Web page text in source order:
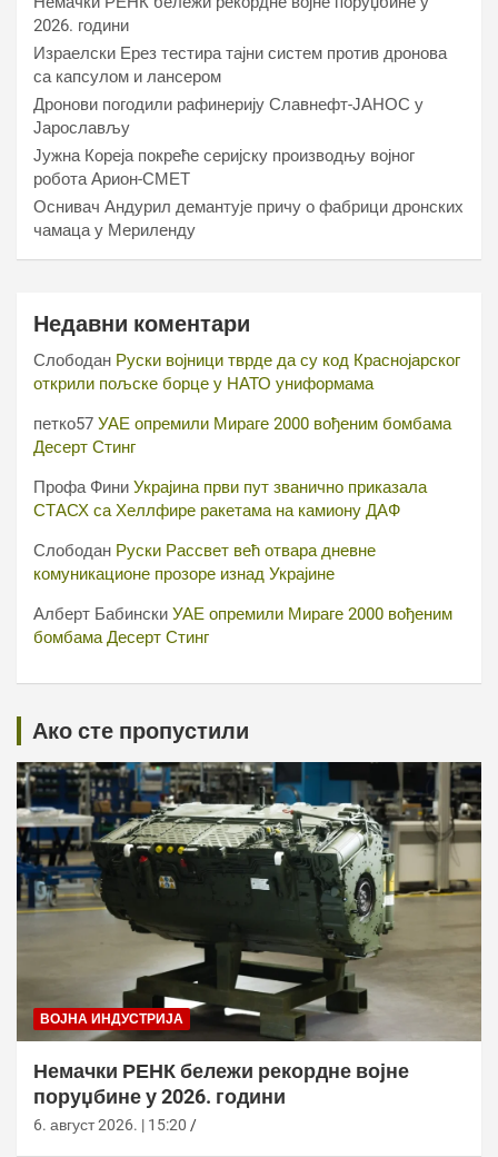
2026. години
Израелски Ерез тестира тајни систем против дронова
са капсулом и лансером
Дронови погодили рафинерију Славнефт-ЈАНОС у
Јарослављу
Јужна Кореја покреће серијску производњу војног
робота Арион-СМЕТ
Оснивач Андурил демантује причу о фабрици дронских
чамаца у Мериленду
Недавни коментари
Слободан Руски војници тврде да су код Краснојарског
открили пољске борце у НАТО униформама
петко57 УАЕ опремили Мираге 2000 вођеним бомбама
Десерт Стинг
Профа Фини Украјина први пут званично приказала
СТАСХ са Хеллфире ракетама на камиону ДАФ
Слободан Руски Рассвет већ отвара дневне
комуникационе прозоре изнад Украјине
Алберт Бабински УАЕ опремили Мираге 2000 вођеним
бомбама Десерт Стинг
Ако сте пропустили
ВОЈНА ИНДУСТРИЈА
Немачки РЕНК бележи рекордне војне
поруџбине у 2026. години
6. август 2026. | 15:20